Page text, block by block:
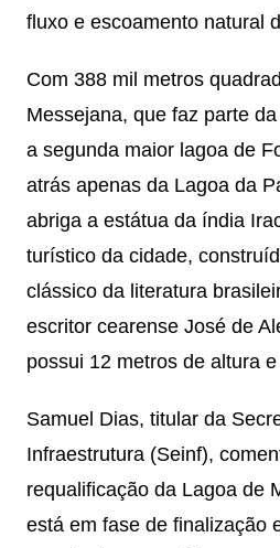
fluxo e escoamento natural
Com 388 mil metros
Messejana, que faz parte
a segunda maior lagoa de
atrás apenas da Lagoa da
abriga a estátua da índia
turístico da cidade,
clássico da literatura
escritor cearense José de
possui 12 metros de altura
Samuel Dias, titular da
Infraestrutura (Seinf),
requalificação da Lagoa de
está em fase de finalização